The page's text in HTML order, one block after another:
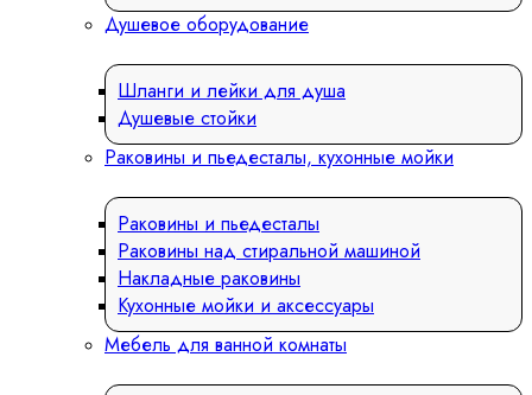
Душевое оборудование
Шланги и лейки для душа
Душевые стойки
Раковины и пьедесталы, кухонные мойки
Раковины и пьедесталы
Раковины над стиральной машиной
Накладные раковины
Кухонные мойки и аксессуары
Мебель для ванной комнаты